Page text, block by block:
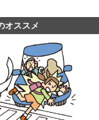
オススメ